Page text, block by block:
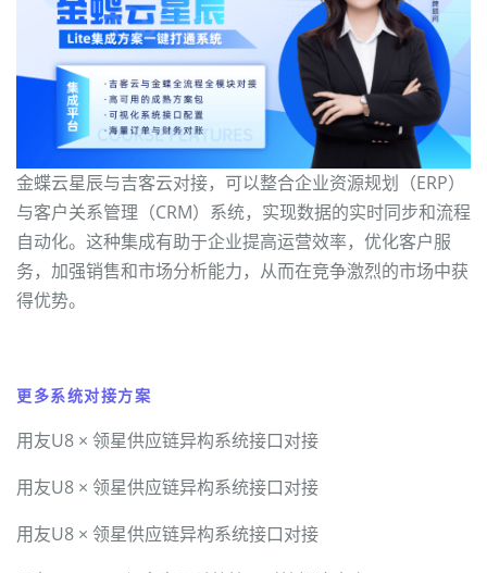
金蝶云星辰与吉客云对接，可以整合企业资源规划（ERP）
与客户关系管理（CRM）系统，实现数据的实时同步和流程
自动化。这种集成有助于企业提高运营效率，优化客户服
务，加强销售和市场分析能力，从而在竞争激烈的市场中获
得优势。
更多系统对接方案
用友U8 × 领星供应链异构系统接口对接
用友U8 × 领星供应链异构系统接口对接
用友U8 × 领星供应链异构系统接口对接